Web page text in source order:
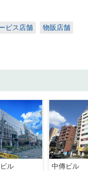
ビス店舗 物販店舗
ル
中傳ビル